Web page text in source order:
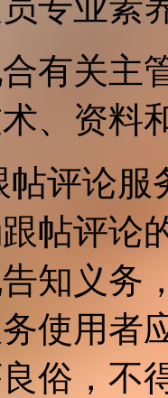
合有关
、资料
帖评论服
帖评论
知义务
使用者
俗，不